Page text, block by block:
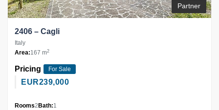
Partner
2406 – Cagli
Italy
Area:167 m2
Pricing For Sale
EUR239,000
Rooms2 Bath:1